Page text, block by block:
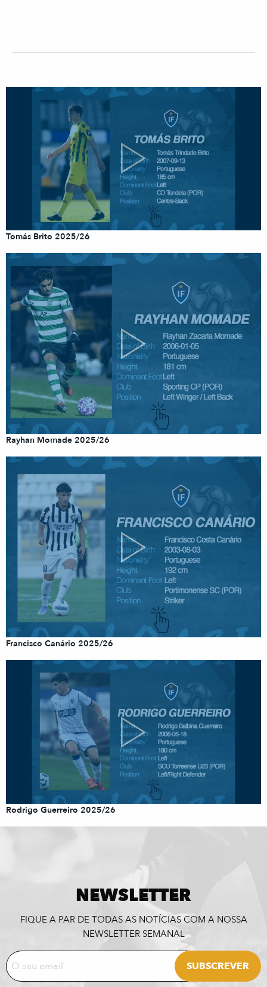
Tomás Brito 2025/26
Rayhan Momade 2025/26
Francisco Canário 2025/26
Rodrigo Guerreiro 2025/26
NEWSLETTER
FIQUE A PAR DE TODAS AS NOTÍCIAS COM A NOSSA
NEWSLETTER SEMANAL